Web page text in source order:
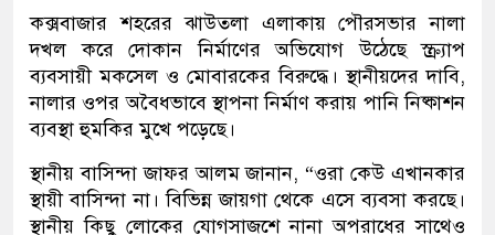
কক্সবাজার শহরের ঝাউতলা এলাকায় পৌরসভার নালা
দখল করে দোকান নির্মাণের অভিযোগ উঠেছে স্ক্র্যাপ
ব্যবসায়ী মকসেল ও মোবারকের বিরুদ্ধে। স্থানীয়দের দাবি,
নালার ওপর অবৈধভাবে স্থাপনা নির্মাণ করায় পানি নিষ্কাশন
ব্যবস্থা হুমকির মুখে পড়েছে।
স্থানীয় বাসিন্দা জাফর আলম জানান, “ওরা কেউ এখানকার
স্থায়ী বাসিন্দা না। বিভিন্ন জায়গা থেকে এসে ব্যবসা করছে।
স্থানীয় কিছু লোকের যোগসাজশে নানা অপরাধের সাথেও